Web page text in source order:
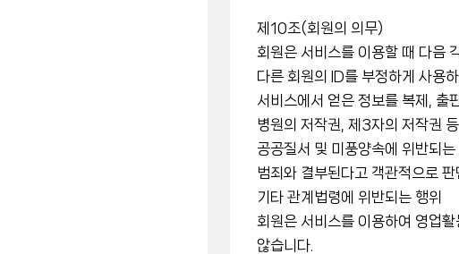
제10조(회원의 의무)
회원은 서비스를 이용할 때 다음
다른 회원의 ID를 부정하게 사용
서비스에서 얻은 정보를 복제, 출
병원의 저작권, 제3자의 저작권
공공질서 및 미풍양속에 위반되
범죄와 결부된다고 객관적으로 판
기타 관계법령에 위반되는 행위
회원은 서비스를 이용하여 영업
않습니다.